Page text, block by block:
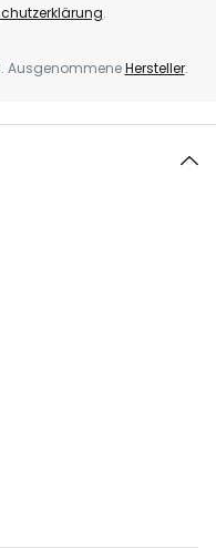
.
AusgenommeneHersteller.